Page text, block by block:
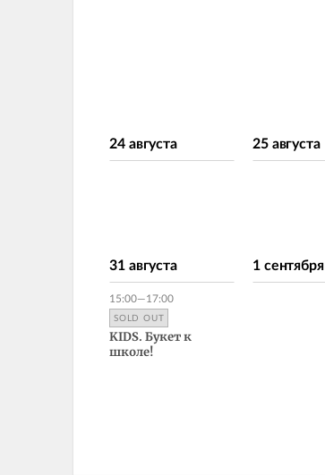
24 августа 25 августа
31 августа
15:00—17:00
SOLD OUT
KIDS. Букет к
школе!
1 сентября